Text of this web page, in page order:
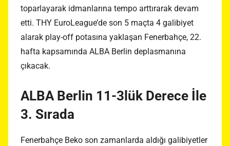
toparlayarak idmanlarına tempo arttırarak devam
etti. THY EuroLeague’de son 5 maçta 4 galibiyet
alarak play-off potasına yaklaşan Fenerbahçe, 22.
hafta kapsamında ALBA Berlin deplasmanına
çıkacak.
ALBA Berlin 11-3lük Derece İle
3. Sırada
Fenerbahçe Beko son zamanlarda aldığı galibiyetler